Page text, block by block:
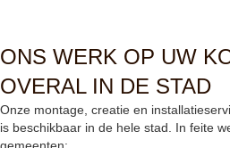
ONS WERK OP UW
OVERAL IN DE STAD
Onze montage, creatie en
is beschikbaar in de hele stad. In feite